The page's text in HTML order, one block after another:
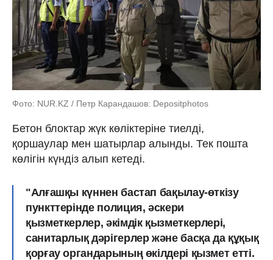
Фото: NUR.KZ / Петр Карандашов: Depositphotos
Бетон блоктар жүк көліктеріне тиелді,
қоршаулар мен шатырлар алынды. Тек пошта
көлігін күндіз алып кетеді.
"Алғашқы күннен бастап бақылау-өткізу
пункттерінде полиция, әскери
қызметкерлер, әкімдік қызметкерлері,
санитарлық дәрігерлер және басқа да құқық
қорғау органдарының өкілдері қызмет етті.